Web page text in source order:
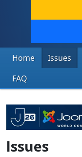
Home Issues
FAQ
Issues